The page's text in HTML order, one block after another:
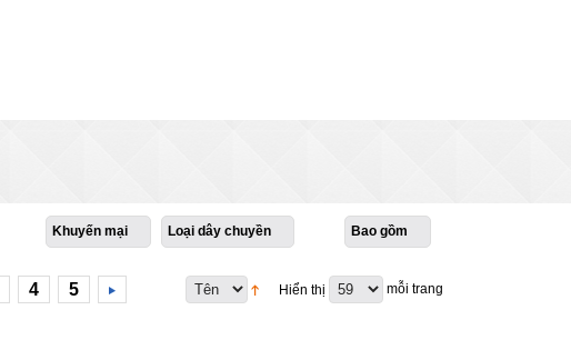
Khuyến mại Loại dây chuyền Bao gồm
Hiển thị mỗi trang
4 5